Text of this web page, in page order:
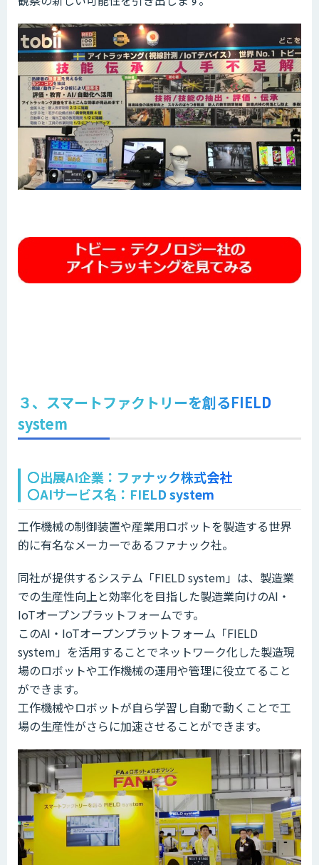
３、スマートファクトリーを創るFIELD
system
〇出展AI企業：ファナック株式会社
〇AIサービス名：FIELD system
工作機械の制御装置や産業用ロボットを製造する世界
的に有名なメーカーであるファナック社。
同社が提供するシステム「FIELD system」は、製造業
での生産性向上と効率化を目指した製造業向けのAI・
IoTオープンプラットフォームです。
このAI・IoTオープンプラットフォーム「FIELD
system」を活用することでネットワーク化した製造現
場のロボットや工作機械の運用や管理に役立てること
ができます。
工作機械やロボットが自ら学習し自動で動くことで工
場の生産性がさらに加速させることができます。